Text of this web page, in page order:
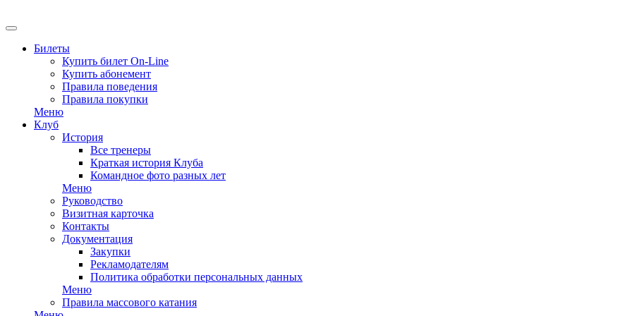
Билеты
Купить билет On-Line
Купить абонемент
Правила поведения
Правила покупки
Меню
Клуб
История
Все тренеры
Краткая история Клуба
Командное фото разных лет
Меню
Руководство
Визитная карточка
Контакты
Документация
Закупки
Рекламодателям
Политика обработки персональных данных
Меню
Правила массового катания